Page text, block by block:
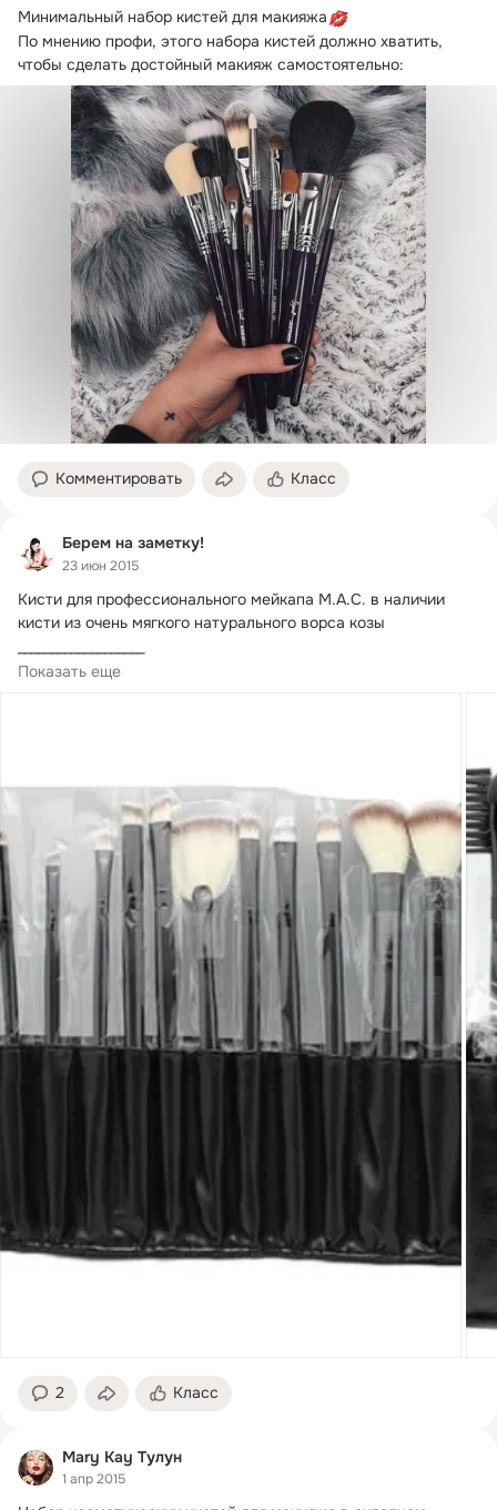
Минимальный набор кистей для макияжа
По мнению профи, этого набора кистей должно хватить,
чтобы сделать достойный макияж самостоятельно:
Комментировать Класс
Берем на заметку!
23 июн 2015
Кисти для профессионального мейкапа М.А.С. в наличии
кисти из очень мягкого натурального ворса козы
Набор кистей для макияжа M.A.C 18 в 1 - 1690руб
Показать еще
2 Класс
Mary Kay Тулун
1 апр 2015